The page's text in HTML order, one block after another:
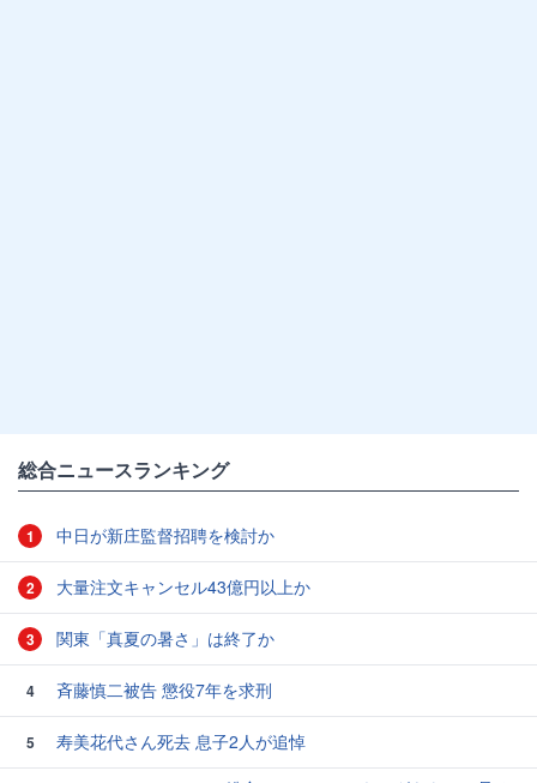
総合ニュースランキング
1 中日が新庄監督招聘を検討か
2 大量注文キャンセル43億円以上か
3 関東「真夏の暑さ」は終了か
4 斉藤慎二被告 懲役7年を求刑
5
寿美花代さん死去 息子2人が追悼